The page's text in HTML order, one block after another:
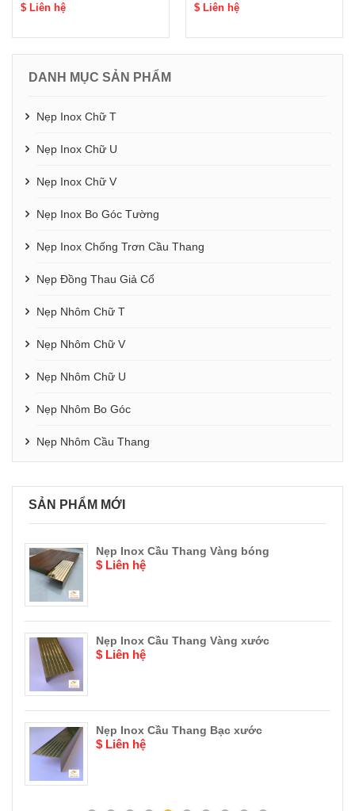
$ Liên hệ $ Liên hệ
DANH MỤC SẢN PHẨM
Nẹp Inox Chữ T
Nẹp Inox Chữ U
Nẹp Inox Chữ V
Nẹp Inox Bo Góc Tường
Nẹp Inox Chống Trơn Cầu Thang
Nẹp Đồng Thau Giả Cổ
Nẹp Nhôm Chữ T
Nẹp Nhôm Chữ V
Nẹp Nhôm Chữ U
Nẹp Nhôm Bo Góc
Nẹp Nhôm Cầu Thang
SẢN PHẨM MỚI
Nẹp Inox Cầu Thang Vàng bóng
$ Liên hệ
Nẹp Inox Cầu Thang Vàng xước
$ Liên hệ
Nẹp Inox Cầu Thang Bạc xước
$ Liên hệ